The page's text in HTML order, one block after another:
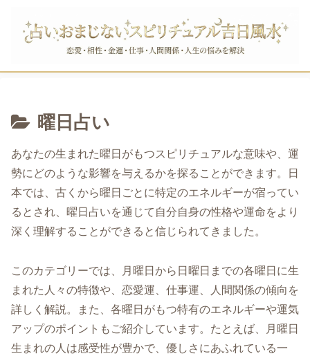
曜日占い
あなたの生まれた曜日がもつスピリチュアルな意味や、運
勢にどのような影響を与えるかを探ることができます。日
本では、古くから曜日ごとに特定のエネルギーが宿ってい
るとされ、曜日占いを通じて自分自身の性格や運命をより
深く理解することができると信じられてきました。
このカテゴリーでは、月曜日から日曜日までの各曜日に生
まれた人々の特徴や、恋愛運、仕事運、人間関係の傾向を
詳しく解説。また、各曜日がもつ特有のエネルギーや運気
アップのポイントもご紹介しています。たとえば、月曜日
生まれの人は感受性が豊かで、優しさにあふれている一